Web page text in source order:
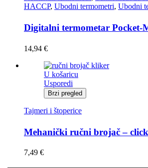
HACCP, Ubodni termometri, Ubodni
Digitalni termometar Pocket-
14,94 €
U košaricu
Usporedi
Brzi pregled
Tajmeri i štoperice
Mehanički ručni brojač –
7,49 €